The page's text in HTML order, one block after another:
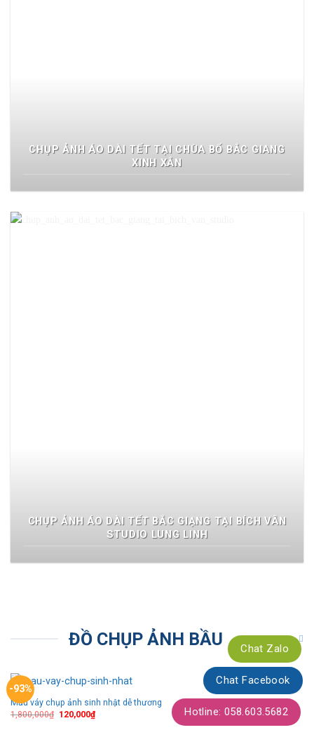
CHỤP ẢNH ÁO DÀI TẾT TẠI CHÙA BỔ BẮC GIANG
XINH XẮN
CHỤP ẢNH ÁO DÀI TẾT BẮC GIẠNG TẠI BÍCH VÂN
STUDIO LUNG LINH
ĐỒ CHỤP ẢNH BẦU
-93%
Thêm
theo
dõi
Mẫu váy chụp ảnh sinh nhật dễ thương
1,800,000₫ 120,000₫
Chat Zalo
Chat Facebook
Hotline: 058.603.5682